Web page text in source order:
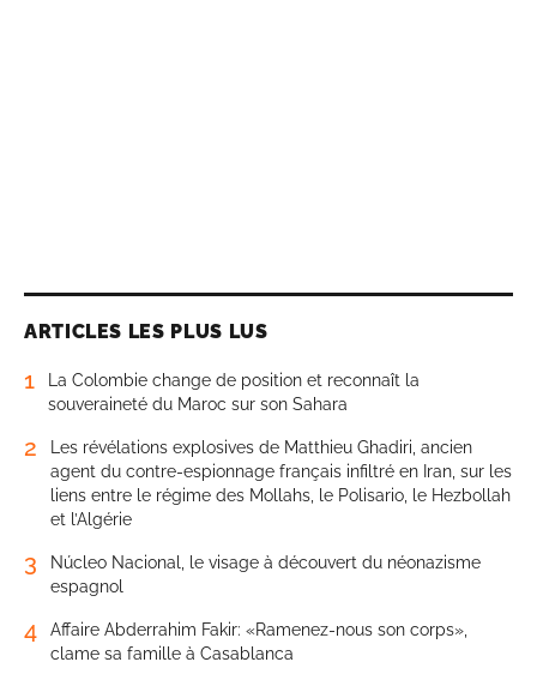
ARTICLES LES PLUS LUS
1
La Colombie change de position et reconnaît la
souveraineté du Maroc sur son Sahara
2
Les révélations explosives de Matthieu Ghadiri, ancien
agent du contre-espionnage français infiltré en Iran, sur les
liens entre le régime des Mollahs, le Polisario, le Hezbollah
et l’Algérie
3
Núcleo Nacional, le visage à découvert du néonazisme
espagnol
4
Affaire Abderrahim Fakir: «Ramenez-nous son corps»,
clame sa famille à Casablanca